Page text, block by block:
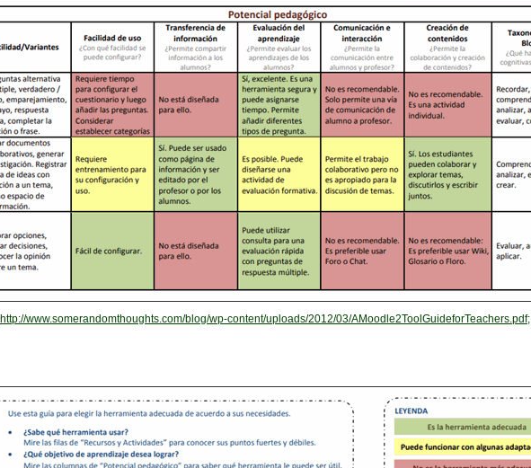
http://www.somerandomthoughts.com/blog/wp-content/uploads/2012/03/AMoodle2ToolGuideforTeachers.pdf;